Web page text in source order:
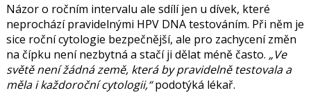
Názor o ročním intervalu ale sdílí jen u dívek, které
neprochází pravidelnými HPV DNA testováním. Při něm je
sice roční cytologie bezpečnější, ale pro zachycení změn
na čípku není nezbytná a stačí ji dělat méně často.
Ve
světě není žádná země, která by pravidelně testovala a
měla i každoroční cytologii, podotýká lékař.